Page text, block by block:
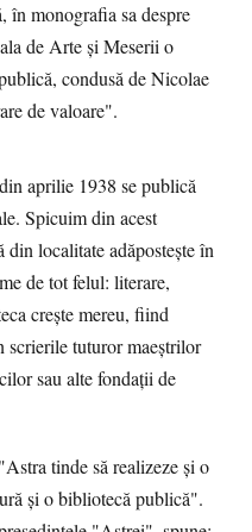
monografia sa despre
de Arte şi Meserii o
condusă de Nicolae
de valoare".
aprilie 1938 se publică
Spicuim din acest
localitate adăposteşte în
de tot felul: literare,
creşte mereu, fiind
scrierile tuturor maeştrilor
sau alte fondaţii de
tinde să realizeze şi o
şi o bibliotecă publică".